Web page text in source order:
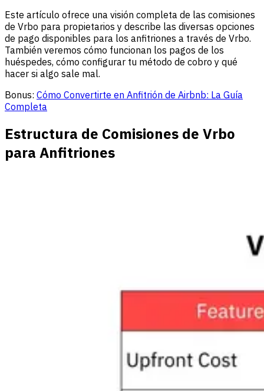
Este artículo ofrece una visión completa de las comisiones
de Vrbo para propietarios y describe las diversas opciones
de pago disponibles para los anfitriones a través de Vrbo.
También veremos cómo funcionan los pagos de los
huéspedes, cómo configurar tu método de cobro y qué
hacer si algo sale mal.
Bonus: Cómo Convertirte en Anfitrión de Airbnb: La Guía
Completa
Estructura de Comisiones de Vrbo
para Anfitriones